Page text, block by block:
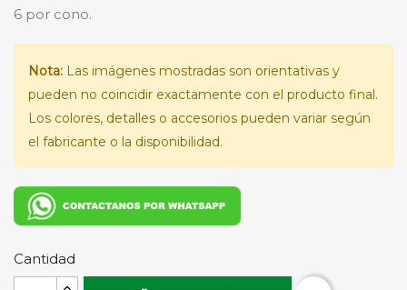
6 por cono.
Nota: Las imágenes mostradas son orientativas y
pueden no coincidir exactamente con el producto final.
Los colores, detalles o accesorios pueden variar según
el fabricante o la disponibilidad.
Cantidad